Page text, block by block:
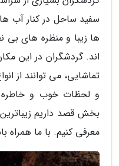
سفید ساحل در کنار آب
ها زیبا و منظره های بی
اند. گردشگران در این
تماشایی، می توانند از
و لحظات خوب و خاطره
بخش قصد داریم
معرفی کنیم. با ما همراه